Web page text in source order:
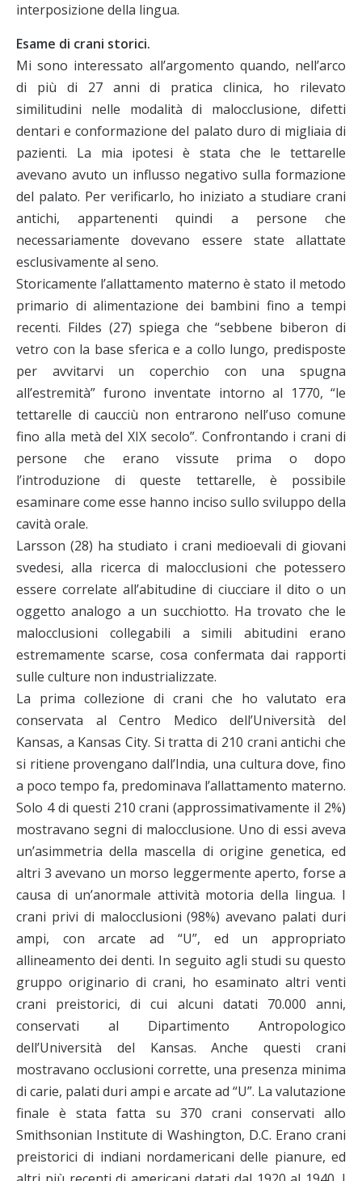
interposizione della lingua.
Esame di crani storici.
Mi sono interessato all’argomento quando, nell’arco
di più di 27 anni di pratica clinica, ho rilevato
similitudini nelle modalità di malocclusione, difetti
dentari e conformazione del palato duro di migliaia di
pazienti. La mia ipotesi è stata che le tettarelle
avevano avuto un influsso negativo sulla formazione
del palato. Per verificarlo, ho iniziato a studiare crani
antichi, appartenenti quindi a persone che
necessariamente dovevano essere state allattate
esclusivamente al seno.
Storicamente l’allattamento materno è stato il metodo
primario di alimentazione dei bambini fino a tempi
recenti. Fildes (27) spiega che “sebbene biberon di
vetro con la base sferica e a collo lungo, predisposte
per avvitarvi un coperchio con una spugna
all’estremità” furono inventate intorno al 1770, “le
tettarelle di caucciù non entrarono nell’uso comune
fino alla metà del XIX secolo”. Confrontando i crani di
persone che erano vissute prima o dopo
l’introduzione di queste tettarelle, è possibile
esaminare come esse hanno inciso sullo sviluppo della
cavità orale.
Larsson (28) ha studiato i crani medioevali di giovani
svedesi, alla ricerca di malocclusioni che potessero
essere correlate all’abitudine di ciucciare il dito o un
oggetto analogo a un succhiotto. Ha trovato che le
malocclusioni collegabili a simili abitudini erano
estremamente scarse, cosa confermata dai rapporti
sulle culture non industrializzate.
La prima collezione di crani che ho valutato era
conservata al Centro Medico dell’Università del
Kansas, a Kansas City. Si tratta di 210 crani antichi che
si ritiene provengano dall’India, una cultura dove, fino
a poco tempo fa, predominava l’allattamento materno.
Solo 4 di questi 210 crani (approssimativamente il 2%)
mostravano segni di malocclusione. Uno di essi aveva
un’asimmetria della mascella di origine genetica, ed
altri 3 avevano un morso leggermente aperto, forse a
causa di un’anormale attività motoria della lingua. I
crani privi di malocclusioni (98%) avevano palati duri
ampi, con arcate ad “U”, ed un appropriato
allineamento dei denti. In seguito agli studi su questo
gruppo originario di crani, ho esaminato altri venti
crani preistorici, di cui alcuni datati 70.000 anni,
conservati al Dipartimento Antropologico
dell’Università del Kansas. Anche questi crani
mostravano occlusioni corrette, una presenza minima
di carie, palati duri ampi e arcate ad “U”. La valutazione
finale è stata fatta su 370 crani conservati allo
Smithsonian Institute di Washington, D.C. Erano crani
preistorici di indiani nordamericani delle pianure, ed